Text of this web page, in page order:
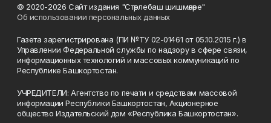
© 2020-2026 Сайт издания "Стәрлебаш шишмәләре"
Об использовании персональных данных
Газета зарегистрирована (ПИ №ТУ 02-01461 от 05.10.2015 г.) в
Управлении Федеральной службы по надзору в сфере связи,
информационных технологий и массовых коммуникаций по
Республике Башкортостан.
УЧРЕДИТЕЛИ: Агентство по печати и средствам массовой
информации Республики Башкортостан, Акционерное
общество Издательский дом «Республика Башкортостан».